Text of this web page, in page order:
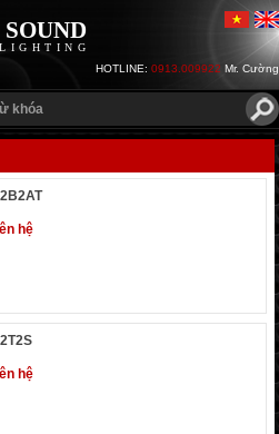
SOUND
HOTLINE: 0913.009922 Mr. Cường
hệ
hệ